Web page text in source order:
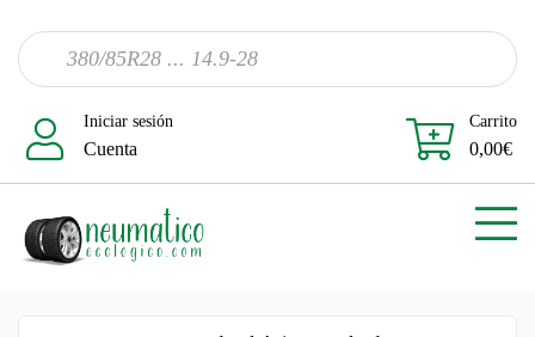
Iniciar sesión
Cuenta
Carrito
0,00€